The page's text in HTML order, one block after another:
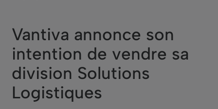
Relations Investisseurs
Vantiva annonce son
intention de vendre sa
division Solutions
Logistiques